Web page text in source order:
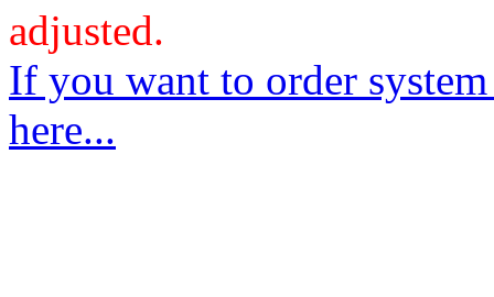
adjusted.
If you want to order
here...